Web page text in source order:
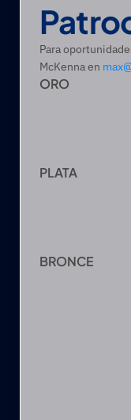
Para
McKenna en
ORO
PLATA
BRONCE